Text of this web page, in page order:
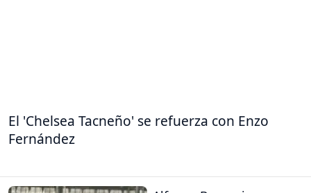
El 'Chelsea Tacneño' se refuerza con Enzo
Fernández